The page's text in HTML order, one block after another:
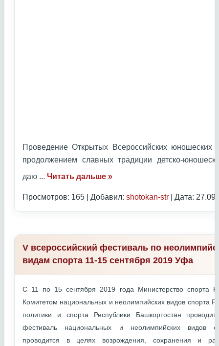
Проведение Открытых Всероссийских юношеских
продолжением славных традиции детско-
даю ... Читать дальше »
Просмотров: 165 | Добавил: shotokan-str | Дата:
V всероссийский фестиваль по
видам спорта 11-15 сентября 2019 Уфа
С 11 по 15 сентября 2019 года Министерство спорта
Комитетом национальных и неолимпийских видов спорта
политики и спорта Республики Башкортостан
фестиваль национальных и неолимпийских видов
проводится в целях возрождения, сохранения и